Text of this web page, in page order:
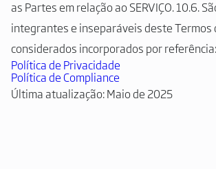
as Partes em relação ao SERVIÇO. 10.6.
integrantes e inseparáveis deste Termos
considerados incorporados por referência:
Política de Privacidade
Política de Compliance
Última atualização: Maio de 2025